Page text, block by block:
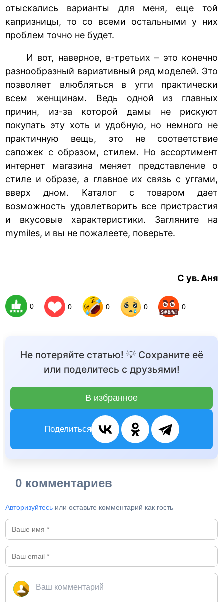
отыскались варианты для меня, еще той
капризницы, то со всеми остальными у них
проблем точно не будет.
И вот, наверное, в-третьих – это конечно
разнообразный вариативный ряд моделей. Это
позволяет влюбляться в угги практически
всем женщинам. Ведь одной из главных
причин, из-за которой дамы не рискуют
покупать эту хоть и удобную, но немного не
практичную вещь, это не соответствие
сапожек с образом, стилем. Но ассортимент
интернет магазина меняет представление о
стиле и образе, а главное их связь с уггами,
вверх дном. Каталог с товаром дает
возможность удовлетворить все пристрастия
и вкусовые характеристики. Загляните на
mymiles, и вы не пожалеете, поверьте.
С ув. Аня
0 0 0 0 0
Не потеряйте статью! 💡 Сохраните её
или поделитесь с друзьями!
В избранное
Поделиться
0 комментариев
Авторизуйтесь или оставьте комментарий как гость